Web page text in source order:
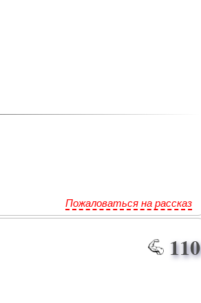
Пожаловаться на рассказ
110